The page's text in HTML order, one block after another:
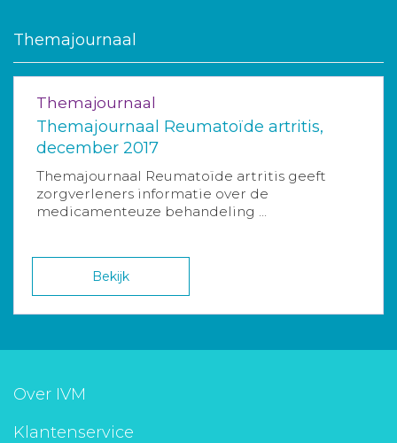
Themajournaal
Themajournaal
Themajournaal Reumatoïde artritis,
december 2017
Themajournaal Reumatoïde artritis geeft
zorgverleners informatie over de
medicamenteuze behandeling ...
Bekijk
Over IVM
Klantenservice